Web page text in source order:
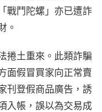
戰鬥陀螺」亦已遭詐
。
捲土重來。此類詐騙
面假冒買家向正常賣
刊登假商品廣告，誘
入帳，誤以為交易成